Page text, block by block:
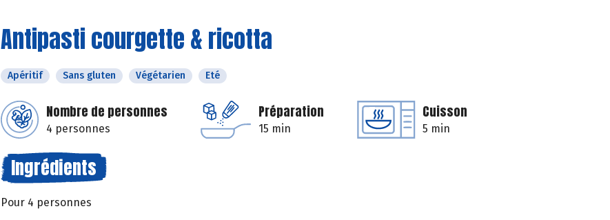
Antipasti courgette & ricotta
Apéritif Sans gluten Végétarien Eté
Nombre de personnes
4 personnes
Préparation
15 min
Cuisson
5 min
Ingrédients
Pour 4 personnes